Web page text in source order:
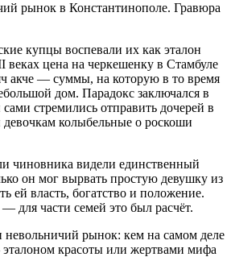
рынок в Константинополе. Гравюра
купцы воспевали их как эталон
цена на черкешенку в Стамбуле
акче — суммы, на которую в то время
дом. Парадокс заключался в
стремились отправить дочерей в
колыбельные о роскоши
чиновника видели единственный
он мог вырвать простую девушку из
ей власть, богатство и положение.
для части семей это был расчёт.